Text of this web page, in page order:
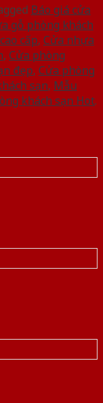
Báo giá cửa
gỗ phòng khách
cấp, Cửa nhựa
, Cửa phòng
đẹp, Cửa phòng
sạn, Mẫu
khách sạn Hot.